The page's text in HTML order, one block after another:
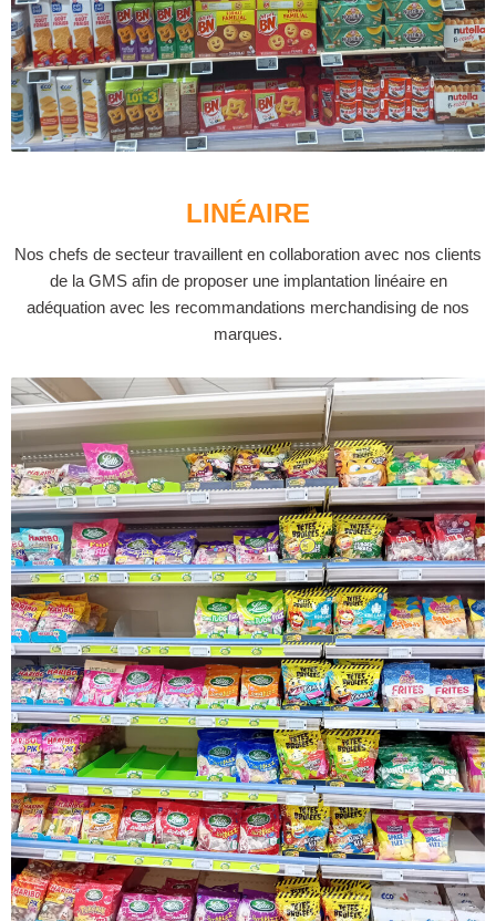
LINÉAIRE
Nos chefs de secteur travaillent en collaboration avec nos clients
de la GMS afin de proposer une implantation linéaire en
adéquation avec les recommandations merchandising de nos
marques.